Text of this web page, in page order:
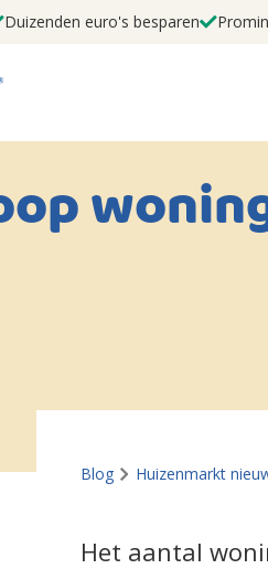
Duizenden euro's besparen
Blog Huizenmarkt
Het aantal